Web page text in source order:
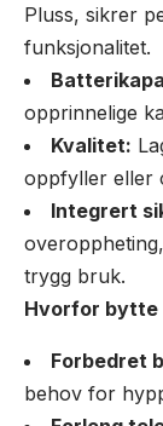
Pluss, sikrer
funksjonalitet.
opprinnelige
Kvalitet:
oppfyller eller
Integrert
trygg bruk.
Hvorfor bytte
Forbedret
behov for